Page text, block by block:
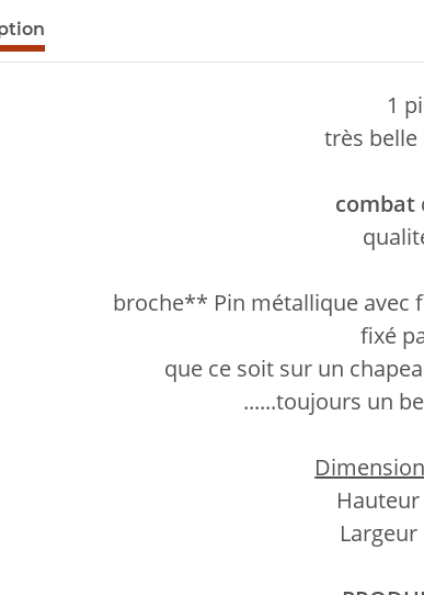
1
très belle
combat
broche** Pin métallique
fixé
que ce soit sur un
......toujours un